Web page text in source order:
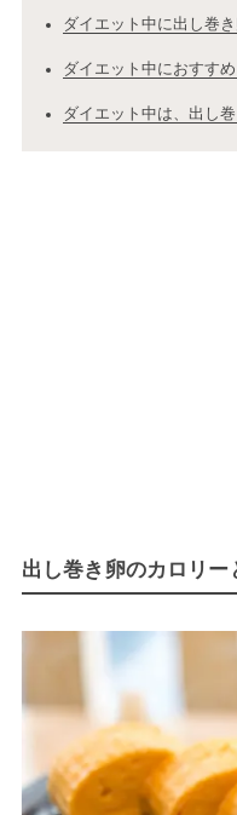
ダイエット中に出し巻
ダイエット中におすす
ダイエット中は、出し
出し巻き卵のカロリー